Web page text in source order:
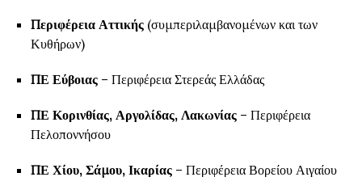
Περιφέρεια Αττικής (συμπεριλαμβανομένων και των
Κυθήρων)
ΠΕ Εύβοιας – Περιφέρεια Στερεάς Ελλάδας
ΠΕ Κορινθίας, Αργολίδας, Λακωνίας – Περιφέρεια
Πελοποννήσου
ΠΕ Χίου, Σάμου, Ικαρίας – Περιφέρεια Βορείου Αιγαίου